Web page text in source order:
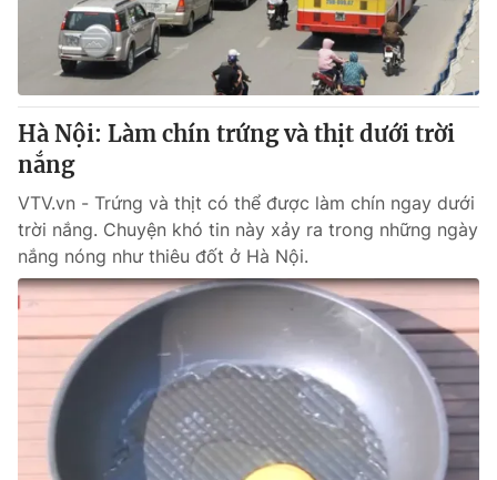
Hà Nội: Làm chín trứng và thịt dưới trời
nắng
VTV.vn - Trứng và thịt có thể được làm chín ngay dưới
trời nắng. Chuyện khó tin này xảy ra trong những ngày
nắng nóng như thiêu đốt ở Hà Nội.